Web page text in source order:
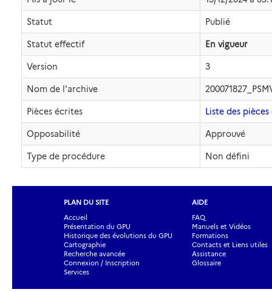
Statut Publié
Statut effectif En vigueur
Version 3
Nom de l'archive
Pièces écrites Liste des
Opposabilité Approuvé
Type de procédure Non défini
PLAN DU SITE
Accueil
Présentation du GPU
Historique des évolutions du GPU
Cartographie
Recherche avancée
Connexion / Inscription
Services
AIDE
FAQ
Manuels et Vidéos
Formations
Contacts et Liens utiles
Assistance
Glossaire